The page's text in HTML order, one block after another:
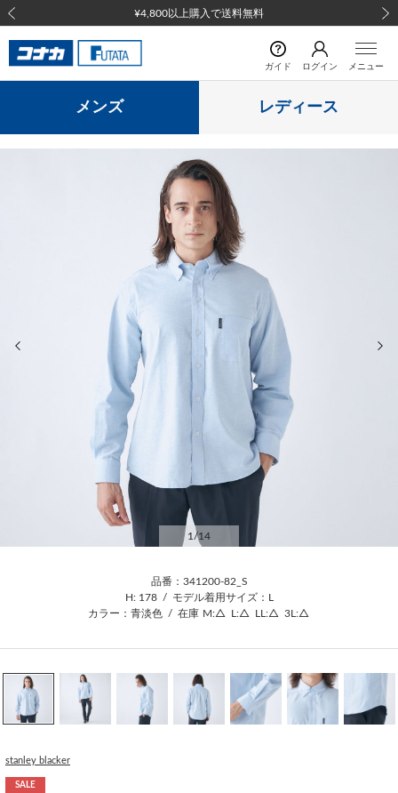
¥4,800以上購入で送料無料
前の画像
ガイド ログイン メニュー
メンズ レディース
1 /14
品番：341200-82_S
H: 178
/
モデル着用サイズ：L
カラー：青淡色
/ 在庫 M:△ L:△ LL:△ 3L:△
stanley blacker
SALE